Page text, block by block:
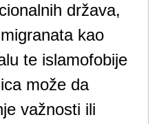
država,
kao
te islamofobije
može da
važnosti ili